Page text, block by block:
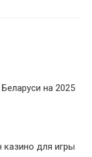
на 2025
для игры